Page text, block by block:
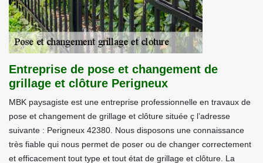
Entreprise de pose et changement de
grillage et clôture Perigneux
MBK paysagiste est une entreprise professionnelle en travaux de
pose et changement de grillage et clôture située ç l’adresse
suivante : Perigneux 42380. Nous disposons une connaissance
très fiable qui nous permet de poser ou de changer correctement
et efficacement tout type et tout état de grillage et clôture. La